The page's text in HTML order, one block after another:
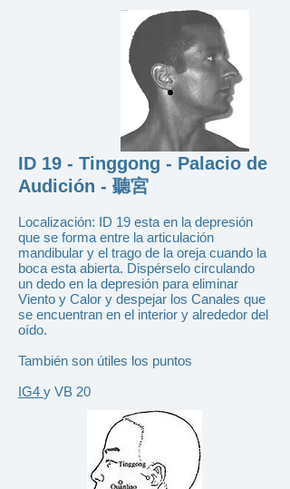
ID 19 - Tinggong - Palacio de
Audición - 聽宮
Localización: ID 19 esta en la depresión
que se forma entre la articulación
mandibular y el trago de la oreja cuando la
boca esta abierta. Dispérselo circulando
un dedo en la depresión para eliminar
Viento y Calor y despejar los Canales que
se encuentran en el interior y alrededor del
oído.
También son útiles los puntos
IG4 y VB 20